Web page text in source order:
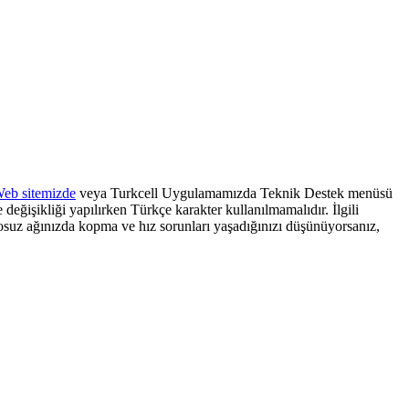
sitemizde veya Turkcell Uygulamamızda Teknik Destek menüsü
değişikliği yapılırken Türkçe karakter kullanılmamalıdır. İlgili
kopma ve hız sorunları yaşadığınızı düşünüyorsanız,